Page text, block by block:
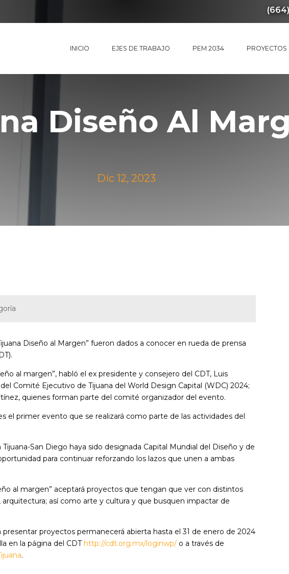
INICIO EJES DE TRABAJO PEM 2034 PROYECTOS
Diseño Al
Dic 12, 2023
Diseño al Margen” fueron dados a conocer en rueda de prensa
al margen”, habló el ex presidente y consejero del CDT, Luis
Comité Ejecutivo de Tijuana del World Design Capital (WDC) 2024;
quienes forman parte del comité organizador del evento.
el primer evento que se realizará como parte de las actividades del
San Diego haya sido designada Capital Mundial del Diseño y de
para continuar reforzando los lazos que unen a ambas
al margen” aceptará proyectos que tengan que ver con distintos
así como arte y cultura y que busquen impactar de
proyectos permanecerá abierta hasta el 31 de enero de 2024
en la página del CDT http://cdt.org.mx/loginwp/ o a través de
.